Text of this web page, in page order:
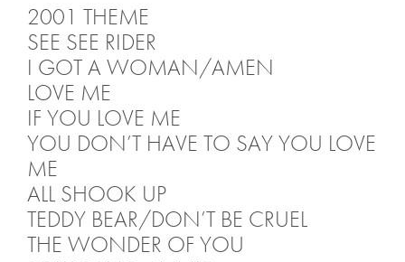
2001 THEME
SEE SEE RIDER
I GOT A WOMAN/AMEN
LOVE ME
IF YOU LOVE ME
YOU DON’T HAVE TO SAY YOU LOVE
ME
ALL SHOOK UP
TEDDY BEAR/DON’T BE CRUEL
THE WONDER OF YOU